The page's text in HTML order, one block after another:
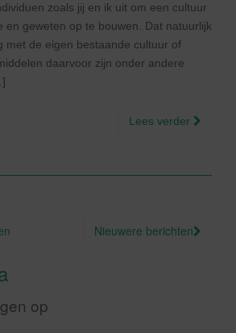
zoals jij en ik uit om een cultuur
en geweten op te bouwen. Dat natuurlijk
met de eigen bestaande cultuur of
daarvoor zijn onder andere
Lees verder
Nieuwere berichten
op